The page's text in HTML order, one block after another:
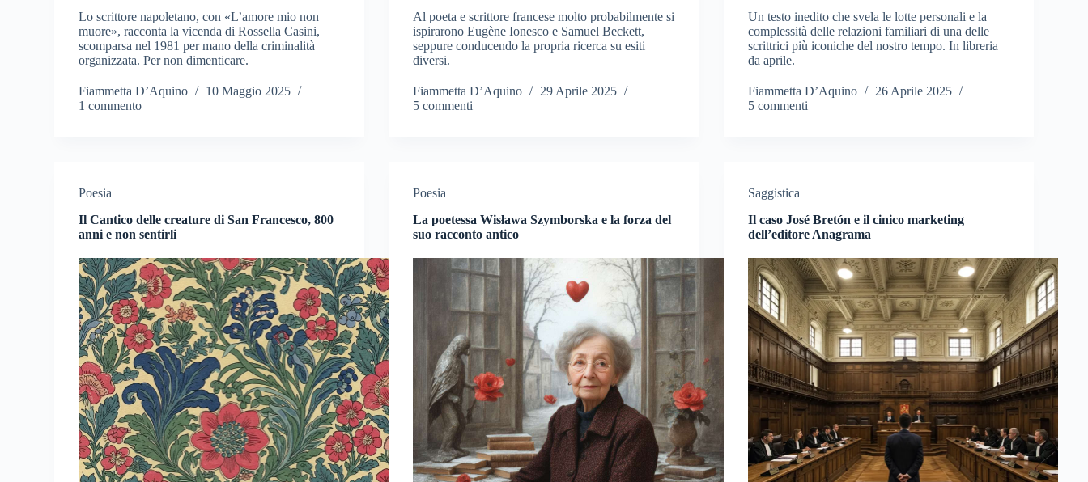
Lo scrittore napoletano, con «L’amore mio non
muore», racconta la vicenda di Rossella Casini,
scomparsa nel 1981 per mano della criminalità
organizzata. Per non dimenticare.
Fiammetta D’Aquino
10 Maggio 2025
1 commento
Al poeta e scrittore francese molto probabilmente si
ispirarono Eugène Ionesco e Samuel Beckett,
seppure conducendo la propria ricerca su esiti
diversi.
Fiammetta D’Aquino
29 Aprile 2025
5 commenti
Un testo inedito che svela le lotte personali e la
complessità delle relazioni familiari di una delle
scrittrici più iconiche del nostro tempo. In libreria
da aprile.
Fiammetta D’Aquino
26 Aprile 2025
5 commenti
Poesia
Il Cantico delle creature di San Francesco, 800
anni e non sentirli
Poesia
La poetessa Wisława Szymborska e la forza del
suo racconto antico
Saggistica
Il caso José Bretón e il cinico marketing
dell’editore Anagrama